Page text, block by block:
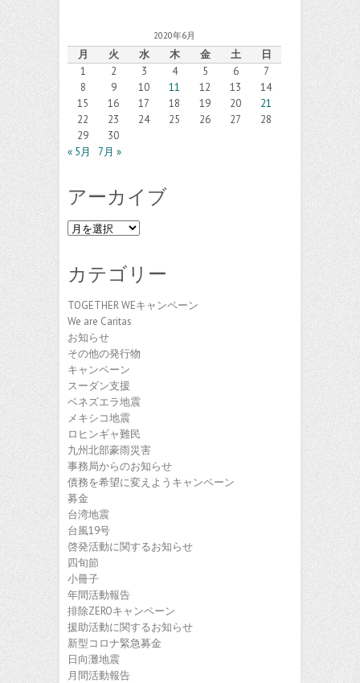
2020年6月
月 火 水 木 金 土
日
1
2 3 4 5 6
7
8
9 10 11 12 13
14
15
16 17 18 19 20
21
22
23 24 25 26 27
28
29
30
« 5月
7月 »
アーカイブ
ア
イ
カテゴリー
TOGETHER WEキャンペーン
We are Caritas
お知らせ
その他の発行物
キャンペーン
スーダン支援
ベネズエラ地震
メキシコ地震
ロヒンギャ難民
九州北部豪雨災害
事務局からのお知らせ
債務を希望に変えようキャンペーン
募金
台湾地震
台風19号
啓発活動に関するお知らせ
四旬節
小冊子
年間活動報告
排除ZEROキャンペーン
援助活動に関するお知らせ
新型コロナ緊急募金
日向灘地震
月間活動報告